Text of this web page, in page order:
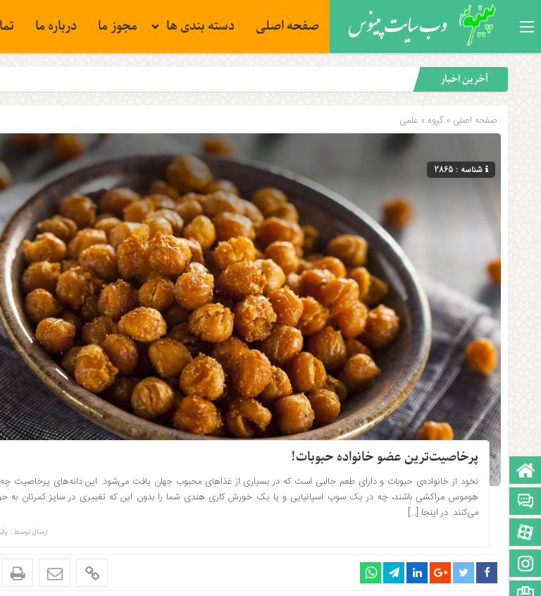
صفحه اصلی دسته بندی ها مجوز ما درباره ما
صفحه نخست
تالار گفتمان
اینستاگرام
آخرین اخبار فلسطین
صفحه اصلی » گروه » علمی
شناسه : 2865
پرخاصیت‌ترین عضو خانواده حبوبات!
نخود از خانواده‌ی حبوبات و دارای طعم جالبی است که در بسیاری از غذاهای محبوب جهان یافت می‌شود. این دانه‌های پرخاصیت
هوموس مراکشی باشند، چه در یک سوپ اسپانیایی و یا یک خورش کاری هندی شما را بدون این که تغییری در سایز کمرتان به
می‌کنند. در اینجا […]
ارسال توسط :